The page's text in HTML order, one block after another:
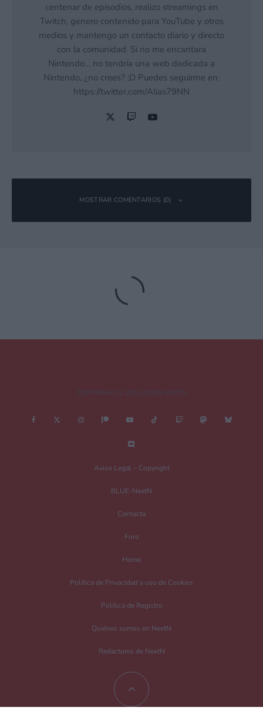
centenar de episodios, realizo streamings en
Twitch, genero contenido para YouTube y otros
medios y mantengo un contacto diario y directo
con la comunidad. Si no me encantara
Nintendo… no tendría una web dedicada a
Nintendo, ¿no crees? ;D Puedes seguirme en:
https://twitter.com/Alias79NN
MOSTRAR COMENTARIOS (0)
Tu dirección de correo electrónico no será publicada.
obligatorios están marcados con*
Recibir un correo electrónico con los siguientes comentarios a esta entrada.
Recibir un correo electrónico con cada nueva entrada.
Aviso Legal – Copyright
BLUE-NextN
Contacta
Foro
Home
Política de Privacidad y uso de Cookies
Política de Registro
Quiénes somos en NextN
Redactores de NextN